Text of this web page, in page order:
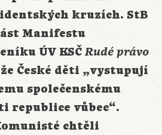
kruzích. StB
Manifestu
ÚV KSČRudé právo
České děti „vystupují
společenskému
republice vůbec“.
chtěli